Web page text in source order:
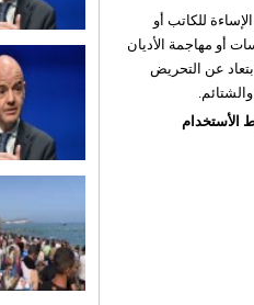
للكاتب أو
أو مهاجمة الأديان
عن التحريض
الأستخدام